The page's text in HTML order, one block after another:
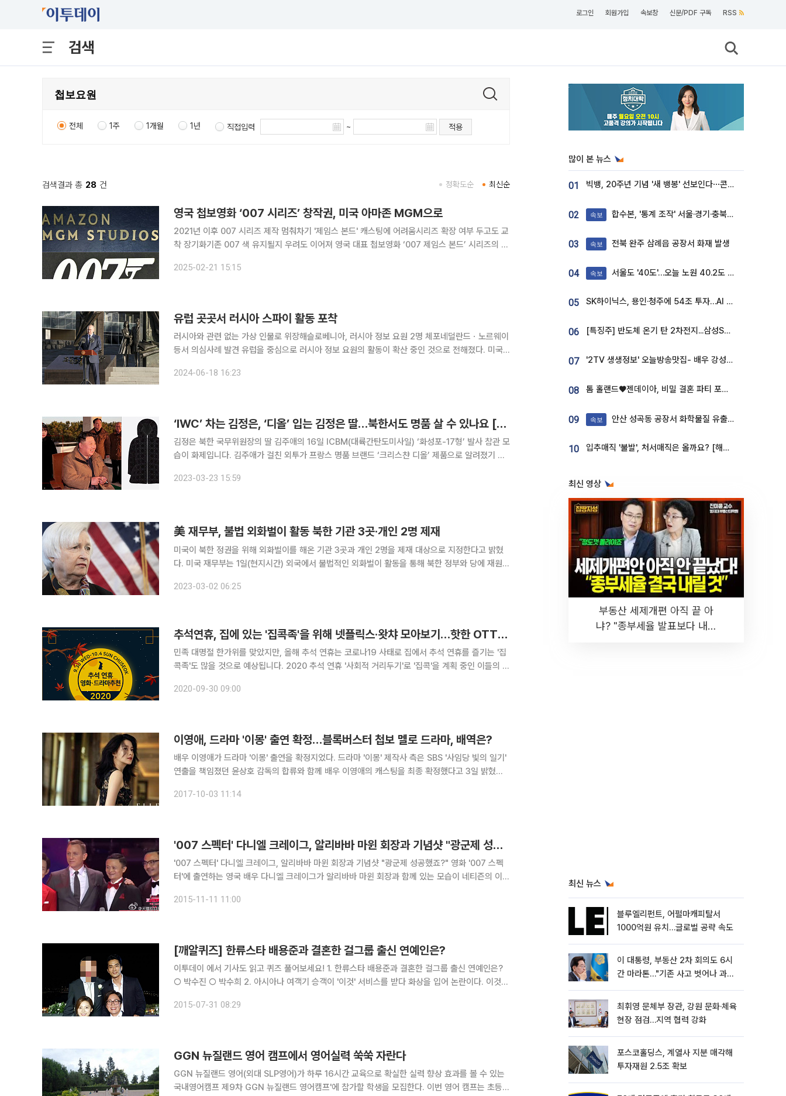
로그인 회원가입 속보창 신문/PDF 구독 RSS
검색
전체 1주 1개월 1년 직접입력 ~ 적용
검색결과 총 28 건 최신순
정확도순
영국 첩보영화 ‘007 시리즈’ 창작권, 미국 아마존 MGM으로
2021년 이후 007 시리즈 제작 멈춰차기 '제임스 본드' 캐스팅에 어려움시리즈 확장 여부 두고도 교
착 장기화기존 007 색 유지될지 우려도 이어져 영국 대표 첩보영화 ‘007 제임스 본드’ 시리즈의 창
투 다이’ 이후 제작되지 않았던 007 시리즈
2025-02-21 15:15
유럽 곳곳서 러시아 스파이 활동 포착
러시아와 관련 없는 가상 인물로 위장해슬로베니아, 러시아 정보 요원 2명 체포네덜란드ㆍ노르웨이
등서 의심사례 발견 유럽을 중심으로 러시아 정보 요원의 활동이 확산 중인 것으로 전해졌다. 미국
위장한 정보 요원을 앞세워 공격적인 스파이 활동을 벌이고 있다”고
2024-06-18 16:23
‘IWC’ 차는 김정은, ‘디올’ 입는 김정은 딸…북한서도 명품 살 수 있나요 [이슈크래커]
김정은 북한 국무위원장의 딸 김주애의 16일 ICBM(대륙간탄도미사일) ‘화성포-17형’ 발사 참관 모
습이 화제입니다. 김주애가 걸친 외투가 프랑스 명품 브랜드 ‘크리스챤 디올’ 제품으로 알려졌기 때
매되고 있는데요. 최근 북한은 아사자가 속출할 정도로 식
2023-03-23 15:59
美 재무부, 불법 외화벌이 활동 북한 기관 3곳·개인 2명 제재
미국이 북한 정권을 위해 외화벌이를 해온 기관 3곳과 개인 2명을 제재 대상으로 지정한다고 밝혔
다. 미국 재무부는 1일(현지시간) 외국에서 불법적인 외화벌이 활동을 통해 북한 정부와 당에 재원을
국에서 불법으로 외화벌이하고 정보를 수집해온 북한 칠성무역
2023-03-02 06:25
추석연휴, 집에 있는 '집콕족'을 위해 넷플릭스·왓챠 모아보기…핫한 OTT 영화·드라마 추천
민족 대명절 한가위를 맞았지만, 올해 추석 연휴는 코로나19 사태로 집에서 추석 연휴를 즐기는 '집
콕족'도 많을 것으로 예상됩니다. 2020 추석 연휴 '사회적 거리두기'로 '집콕'을 계획 중인 이들의 지
모아봤습니다. 따끈따끈한 개봉일에 입소문은 덤…
2020-09-30 09:00
이영애, 드라마 '이몽' 출연 확정…블록버스터 첩보 멜로 드라마, 배역은?
배우 이영애가 드라마 '이몽' 출연을 확정지었다. 드라마 '이몽' 제작사 측은 SBS '사임당 빛의 일기'
연출을 책임졌던 윤상호 감독의 합류와 함께 배우 이영애의 캐스팅을 최종 확정했다고 3일 밝혔다.
일본인에게 양육된 조선인 외과의사 이영진이
2017-10-03 11:14
'007 스펙터' 다니엘 크레이그, 알리바바 마윈 회장과 기념샷 "광군제 성공했죠?"
'007 스펙터' 다니엘 크레이그, 알리바바 마윈 회장과 기념샷 "광군제 성공했죠?" 영화 '007 스펙
터'에 출연하는 영국 배우 다니엘 크레이그가 알리바바 마윈 회장과 함께 있는 모습이 네티즌의 이목
께 참석했다. 당시 이 둘의 모습은 중국의 많은 매체
2015-11-11 11:00
[깨알퀴즈] 한류스타 배용준과 결혼한 걸그룹 출신 연예인은?
이투데이 에서 기사도 읽고 퀴즈 풀어보세요! 1. 한류스타 배용준과 결혼한 걸그룹 출신 연예인은?
○ 박수진 ○ 박수희 2. 아시아나 여객기 승객이 '이것' 서비스를 받다 화상을 입어 논란이다. 이것
2015-07-31 08:29
GGN 뉴질랜드 영어 캠프에서 영어실력 쑥쑥 자란다
GGN 뉴질랜드 영어(외대 SLP영어)가 하루 16시간 교육으로 확실한 실력 향상 효과를 볼 수 있는
국내영어캠프 제9차 GGN 뉴질랜드 영어캠프'에 참가할 학생을 모집한다. 이번 영어 캠프는 초등학
많이 본 뉴스
01 빅뱅, 20주년 기념 '새 뱅봉' 선보인다⋯콘서트 앞두고 팝업 개최
02 속보 합수본, '통계 조작' 서울·경기·충북 선관위 등 추가 압수수색
03 속보 전북 완주 삼례읍 공장서 화재 발생
04 속보 서울도 '40도'…오늘 노원 40.2도 기록
05 SK하이닉스, 용인·청주에 54조 투자…AI 메모리 생산기지 키운다
06 [특징주] 반도체 온기 탄 2차전지...삼성SDI, 장 초반 7% 넘게 껑충
07 '2TV 생생정보' 오늘방송맛집- 배우 강성진 단골! 쌀국수ㆍ푸팟퐁 커리 맛집 '블○○○'
08 톰 홀랜드♥젠데이아, 비밀 결혼 파티 포착⋯호텔 대관비만 9억
09 속보 안산 성곡동 공장서 화학물질 유출 사고 발생
10 입추매직 '불발', 처서매직은 올까요? [해시태그]
최신 영상
부동산 세제개편 아직 끝 아
냐? "종부세율 발표보다 내릴
최신 뉴스
블루엘리펀트, 어펄마캐피탈서
1000억원 유치…글로벌 공략 속도
이 대통령, 부동산 2차 회의도 6시
간 마라톤…"기존 사고 벗어나 과감
최휘영 문체부 장관, 강원 문화·체육
현장 점검…지역 협력 강화
포스코홀딩스, 계열사 지분 매각해
투자재원 2.5조 확보